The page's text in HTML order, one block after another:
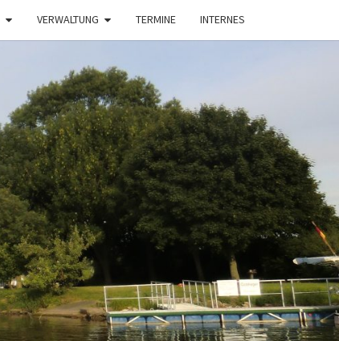
VERWALTUNG TERMINE INTERNES